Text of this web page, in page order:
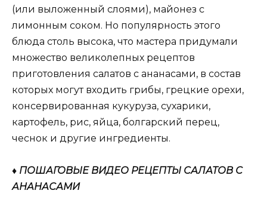
(или выложенный слоями), майонез с
лимонным соком. Но популярность этого
блюда столь высока, что мастера придумали
множество великолепных рецептов
приготовления салатов с ананасами, в состав
которых могут входить грибы, грецкие орехи,
консервированная кукуруза, сухарики,
картофель, рис, яйца, болгарский перец,
чеснок и другие ингредиенты.
♦ ПОШАГОВЫЕ ВИДЕО РЕЦЕПТЫ САЛАТОВ С
АНАНАСАМИ